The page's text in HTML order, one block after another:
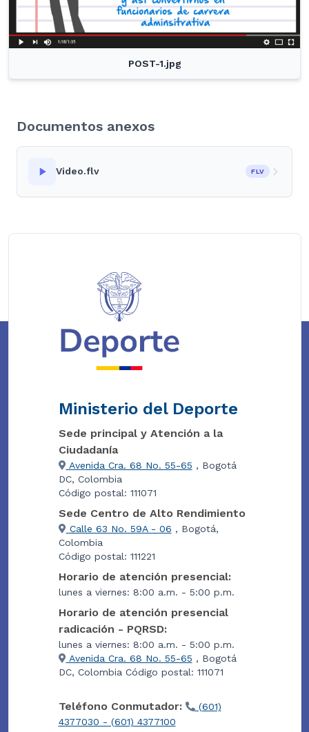
POST-1.jpg
Documentos anexos
Video.flv FLV
Ministerio del Deporte
Sede principal y Atención a la
Ciudadanía
Avenida Cra. 68 No. 55-65 , Bogotá
DC, Colombia
Código postal: 111071
Sede Centro de Alto Rendimiento
Calle 63 No. 59A - 06 , Bogotá,
Colombia
Código postal: 111221
Horario de atención presencial:
lunes a viernes: 8:00 a.m. - 5:00 p.m.
Horario de atención presencial
radicación - PQRSD:
lunes a viernes: 8:00 a.m. - 5:00 p.m.
Avenida Cra. 68 No. 55-65 , Bogotá
DC, Colombia Código postal: 111071
Teléfono Conmutador:
(601)
4377030 - (601) 4377100